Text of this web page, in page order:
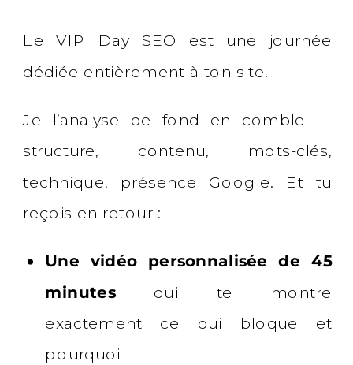
Le VIP Day SEO est une journée
dédiée entièrement à ton site.
Je l’analyse de fond en comble —
structure, contenu, mots-clés,
technique, présence Google. Et tu
reçois en retour :
Une vidéo personnalisée de 45
minutesqui te montre
exactement ce qui bloque et
pourquoi